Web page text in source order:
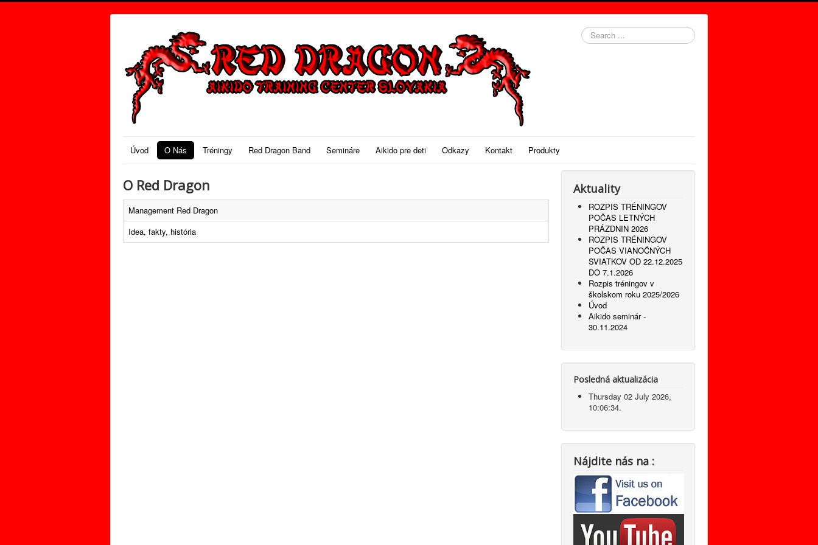
Search
...
Úvod O Nás Tréningy Red Dragon Band Semináre Aikido pre deti Odkazy Kontakt Produkty
O Red Dragon
Management Red Dragon
Idea, fakty, história
Aktuality
ROZPIS TRÉNINGOV
POČAS LETNÝCH
PRÁZDNIN 2026
ROZPIS TRÉNINGOV
POČAS VIANOČNÝCH
SVIATKOV OD 22.12.2025
DO 7.1.2026
Rozpis tréningov v
školskom roku 2025/2026
Úvod
Aikido seminár -
30.11.2024
Posledná aktualizácia
Thursday 02 July 2026,
10:06:34.
Nájdite nás na :